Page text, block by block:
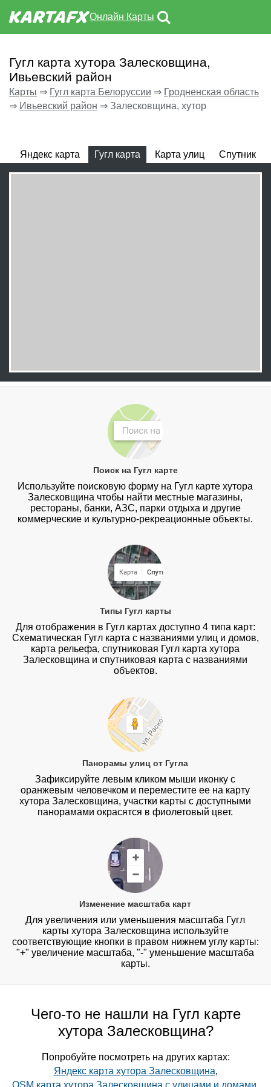
Онлайн Карты
Гугл карта хутора Залесковщина,
Ивьевский район
Карты ⇒ Гугл карта Белоруссии ⇒ Гродненская область
⇒ Ивьевский район ⇒ Залесковщина, хутор
Яндекс карта Гугл карта Карта улиц Спутник
Поиск на Гугл карте
Используйте поисковую форму на Гугл карте хутора
Залесковщина чтобы найти местные магазины,
рестораны, банки, АЗС, парки отдыха и другие
коммерческие и культурно-рекреационные объекты.
Типы Гугл карты
Для отображения в Гугл картах доступно 4 типа карт:
Схематическая Гугл карта с названиями улиц и домов,
карта рельефа, спутниковая Гугл карта хутора
Залесковщина и спутниковая карта с названиями
объектов.
Панорамы улиц от Гугла
Зафиксируйте левым кликом мыши иконку с
оранжевым человечком и переместите ее на карту
хутора Залесковщина, участки карты с доступными
панорамами окрасятся в фиолетовый цвет.
Изменение масштаба карт
Для увеличения или уменьшения масштаба Гугл
карты хутора Залесковщина используйте
соответствующие кнопки в правом нижнем углу карты:
"+" увеличение масштаба, "-" уменьшение масштаба
карты.
Чего-то не нашли на Гугл карте
хутора Залесковщина?
Попробуйте посмотреть на других картах:
Яндекс карта хутора Залесковщина,